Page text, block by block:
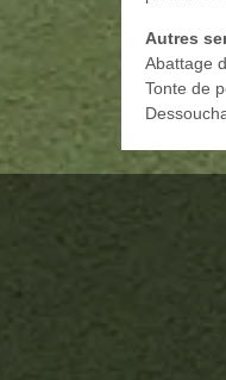
Autres
Abattage
Tonte de